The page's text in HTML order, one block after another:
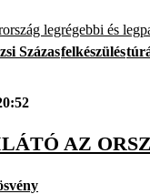
legrégebbi és
Százasfelkészülés
AZ